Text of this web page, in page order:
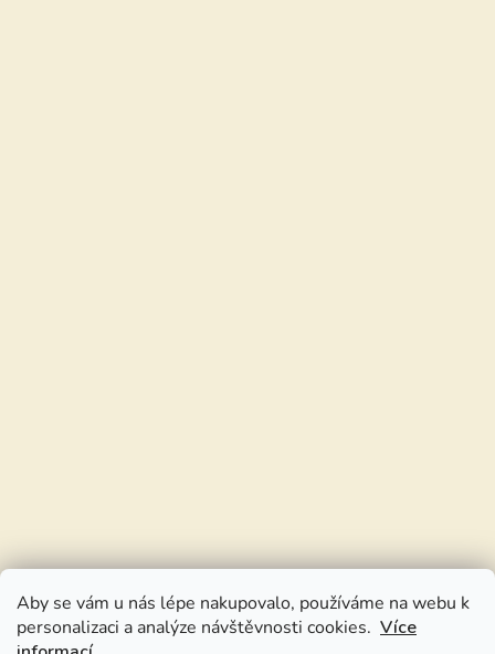
Aby se vám u nás lépe nakupovalo, používáme na webu k
personalizaci a analýze návštěvnosti cookies. Více